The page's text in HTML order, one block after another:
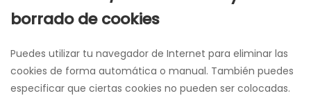
borrado de cookies
Puedes utilizar tu navegador de Internet para eliminar las
cookies de forma automática o manual. También puedes
especificar que ciertas cookies no pueden ser colocadas.